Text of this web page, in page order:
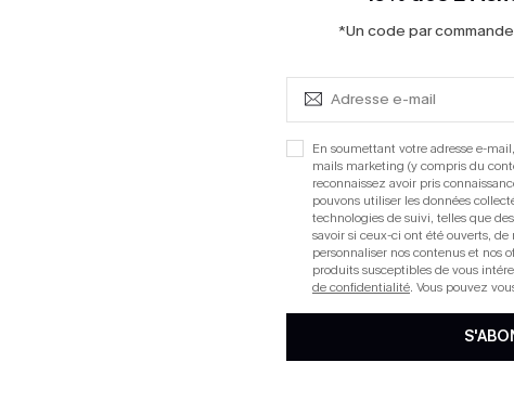
39,00 €
*Un code par
En soumettant votre adresse e-
mails marketing (y compris du
reconnaissez avoir pris
pouvons utiliser les données
technologies de suivi, telles que
savoir si ceux-ci ont été ouverts,
personnaliser nos contenus et nos
produits susceptibles de vous
de confidentialité. Vous pouvez